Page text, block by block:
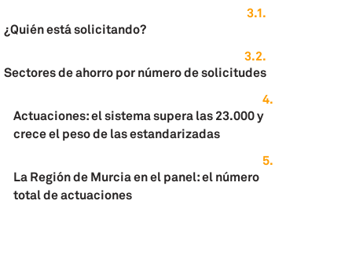
¿Quién está solicitando?
Sectores de ahorro por número de solicitudes
Actuaciones: el sistema supera las 23.000 y
crece el peso de las estandarizadas
La Región de Murcia en el panel: el número
total de actuaciones